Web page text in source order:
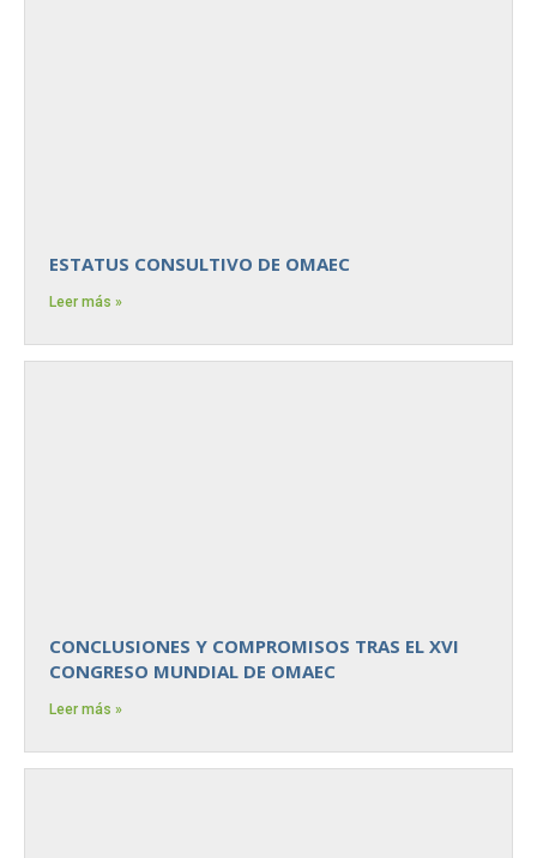
ESTATUS CONSULTIVO DE OMAEC
Leer más »
CONCLUSIONES Y COMPROMISOS TRAS EL XVI
CONGRESO MUNDIAL DE OMAEC
Leer más »